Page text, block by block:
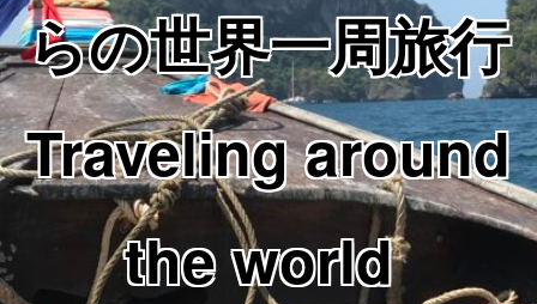
らの世界一周旅行
Traveling around
the world